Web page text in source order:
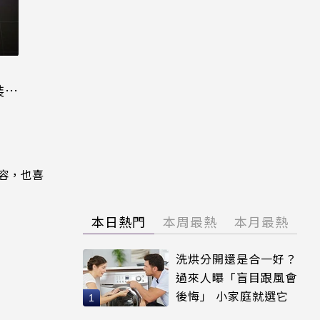
，也喜
本日熱門 本周最熱 本月最熱
洗烘分開還是合一好？
過來人曝「盲目跟風會
後悔」 小家庭就選它